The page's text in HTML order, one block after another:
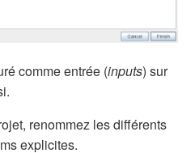
comme entrée (inputs) sur
renommez les différents
explicites.